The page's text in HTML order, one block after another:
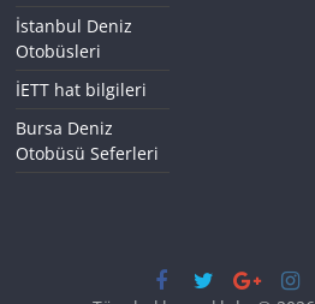
İstanbul Deniz
Otobüsleri
İETT hat bilgileri
Bursa Deniz
Otobüsü Seferleri